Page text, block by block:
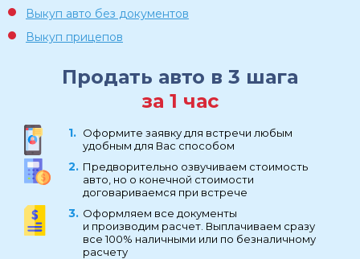
Выкуп авто без документов
Выкуп прицепов
Продать авто в 3 шага
за 1 час
Оформите заявку для встречи любым
удобным для Вас способом
Предворительно озвучиваем стоимость
авто, но о конечной стоимости
договариваемся при встрече
Оформляем все документы
и производим расчет. Выплачиваем сразу
все 100% наличными или по безналичному
расчету